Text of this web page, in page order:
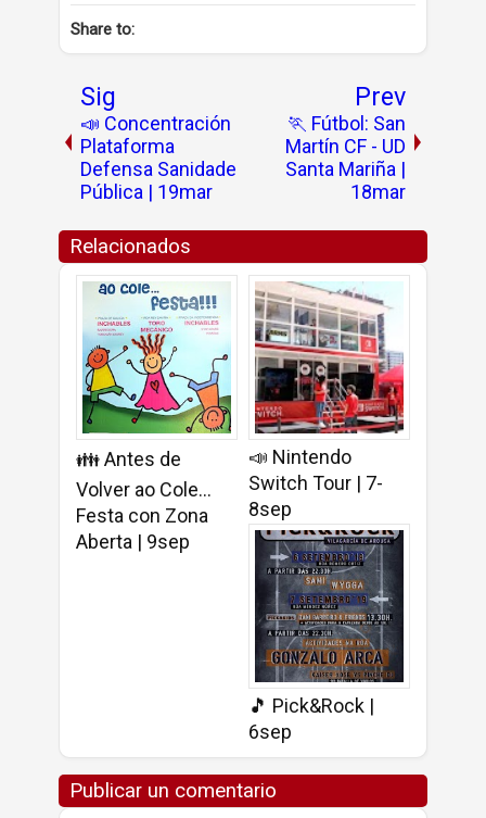
Share to:
Sig
📣 Concentración
Plataforma
Defensa Sanidade
Pública | 19mar
Prev
🏃 Fútbol: San
Martín CF - UD
Santa Mariña |
18mar
Relacionados
👪 Antes de
Volver ao Cole...
Festa con Zona
Aberta | 9sep
📣 Nintendo
Switch Tour | 7-
8sep
🎵 Pick&Rock |
6sep
Publicar un comentario